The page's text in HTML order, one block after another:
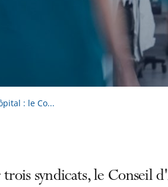
: le Co...
trois syndicats, le Conseil